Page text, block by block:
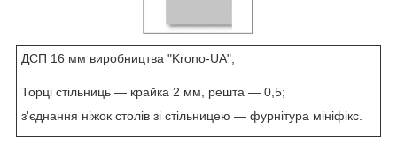
ДСП 16 мм виробництва "Krono-UA";
Торці стільниць — крайка 2 мм, решта — 0,5;
з'єднання ніжок столів зі стільницею — фурнітура мініфікс.